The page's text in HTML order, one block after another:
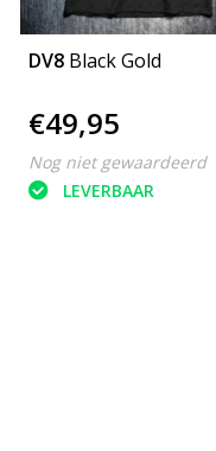
DV8 Black Gold
€49,95
Nog niet gewaardeerd
LEVERBAAR